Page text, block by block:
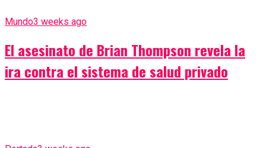
Mundo3 weeks ago
El asesinato de Brian Thompson revela la
ira contra el sistema de salud privado